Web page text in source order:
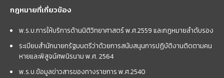
กฎหมายที่เกี่ยวข้อง
พ.ร.บ.การให้บริการด้านนิติวิทยาศาสตร์ พ.ศ.2559 และกฏหมายลำดับรอง
ระเบียบสำนักนายกรัฐมนตรีว่าด้วยการสนับสนุนการปฏิบัติงานติดตามคน
หายและพิสูจน์ศพนิรนาม พ.ศ. 2564
พ.ร.บ.ข้อมูลข่าวสารของทางราชการ พ.ศ.2540